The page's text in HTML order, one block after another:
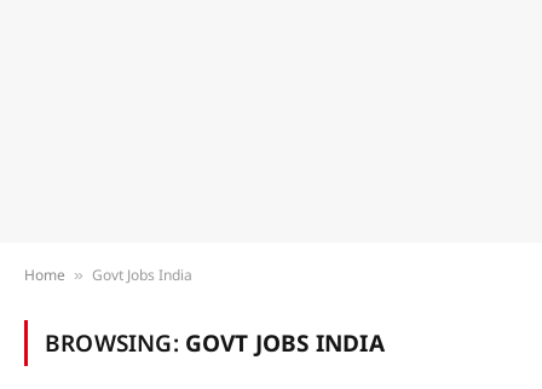
Home » Govt Jobs India
BROWSING: GOVT JOBS INDIA